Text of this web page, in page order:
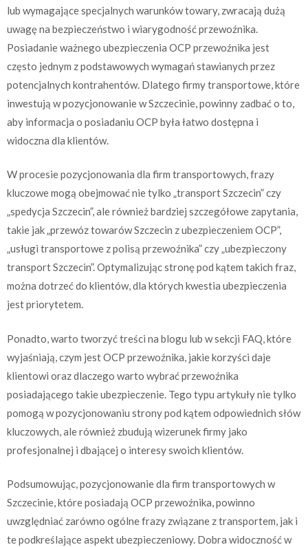
lub wymagające specjalnych warunków towary, zwracają dużą
uwagę na bezpieczeństwo i wiarygodność przewoźnika.
Posiadanie ważnego ubezpieczenia OCP przewoźnika jest
często jednym z podstawowych wymagań stawianych przez
potencjalnych kontrahentów. Dlatego firmy transportowe, które
inwestują w pozycjonowanie w Szczecinie, powinny zadbać o to,
aby informacja o posiadaniu OCP była łatwo dostępna i
widoczna dla klientów.
W procesie pozycjonowania dla firm transportowych, frazy
kluczowe mogą obejmować nie tylko „transport Szczecin” czy
„spedycja Szczecin”, ale również bardziej szczegółowe zapytania,
takie jak „przewóz towarów Szczecin z ubezpieczeniem OCP”,
„usługi transportowe z polisą przewoźnika” czy „ubezpieczony
transport Szczecin”. Optymalizując stronę pod kątem takich fraz,
można dotrzeć do klientów, dla których kwestia ubezpieczenia
jest priorytetem.
Ponadto, warto tworzyć treści na blogu lub w sekcji FAQ, które
wyjaśniają, czym jest OCP przewoźnika, jakie korzyści daje
klientowi oraz dlaczego warto wybrać przewoźnika
posiadającego takie ubezpieczenie. Tego typu artykuły nie tylko
pomogą w pozycjonowaniu strony pod kątem odpowiednich słów
kluczowych, ale również zbudują wizerunek firmy jako
profesjonalnej i dbającej o interesy swoich klientów.
Podsumowując, pozycjonowanie dla firm transportowych w
Szczecinie, które posiadają OCP przewoźnika, powinno
uwzględniać zarówno ogólne frazy związane z transportem, jak i
te podkreślające aspekt ubezpieczeniowy. Dobra widoczność w